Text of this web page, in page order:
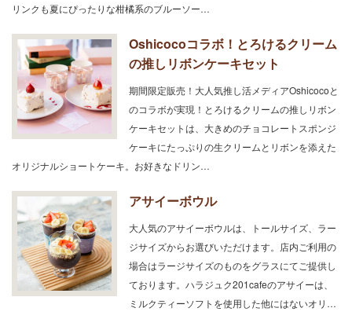
リンクも夏にぴったりな柑橘系のブルーソー…
Oshicocoコラボ！とろけるクリーム
の推しリボンケーキセット
期間限定販売！大人気推し活メディアOshicocoと
のコラボが実現！とろけるクリームの推しリボン
ケーキセットは、大きめのチョコレートスポンジ
ケーキにたっぷりの生クリームとリボンを添えた
オリジナルショートケーキ。お好きなドリン…
アサイーボウル
大人気のアサイーボウルは、トールサイズ、ラー
ジサイズからお選びいただけます。店内ご利用の
場合はラージサイズのものをグラスにてご提供し
ております。ハラジュク201cafeのアサイーは、
ミルクティーソフトを使用した他にはないオリ…